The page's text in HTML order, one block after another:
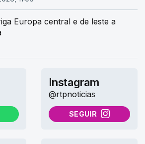
Europa central e de leste a
Instagram
@rtpnoticias
SEGUIR
NO INSTAGRAM